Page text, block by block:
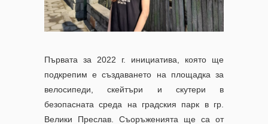
Първата за 2022 г. инициатива, която ще
подкрепим е създаването на площадка за
велосипеди, скейтъри и скутери в
безопасната среда на градския парк в гр.
Велики Преслав. Съоръженията ще са от